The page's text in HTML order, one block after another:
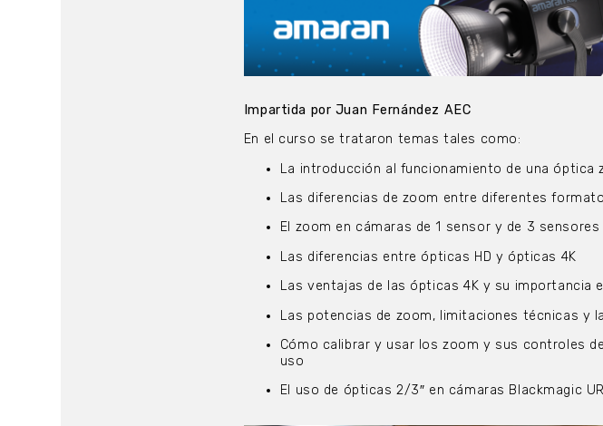
Impartida por Juan Fernández AEC
En el curso se trataron temas tales como:
La introducción al funcionamiento de una óptica
Las diferencias de zoom entre diferentes
El zoom en cámaras de 1 sensor y de 3 sensores
Las diferencias entre ópticas HD y ópticas 4K
Las ventajas de las ópticas 4K y su importancia
Las potencias de zoom, limitaciones técnicas y
Cómo calibrar y usar los zoom y sus controles
uso
El uso de ópticas 2/3″ en cámaras Blackmagic